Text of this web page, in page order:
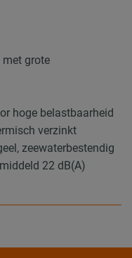
met grote
hoge belastbaarheid
verzinkt
zeewaterbestendig
22 dB(A)